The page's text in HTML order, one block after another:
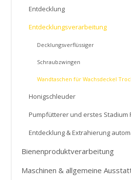
Entdecklung
Entdecklungsverarbeitung
Decklungsverflüssiger
Schraubzwingen
Wandtaschen für Wachsdeckel
Honigschleuder
Pumpfütterer und erstes Stadium
Entdecklung & Extrahierung
Bienenproduktverarbeitung
Maschinen & allgemeine